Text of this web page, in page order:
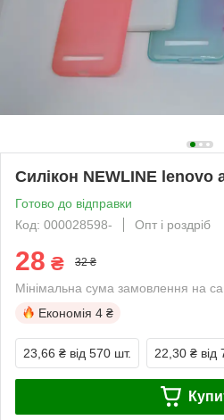
Силікон NEWLINE lenovo
Готово до відправки
Код: 000028598-
Опт і роздріб
28 ₴ 32 ₴
Мінімальна сума замовлення на
Економія 4 ₴
23,66 ₴ від 570 шт. 22,30 ₴ від